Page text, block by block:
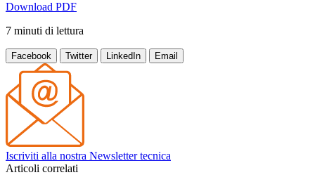
Download PDF
7 minuti di lettura
Facebook Twitter LinkedIn Email
Iscriviti alla nostra Newsletter tecnica
Articoli correlati